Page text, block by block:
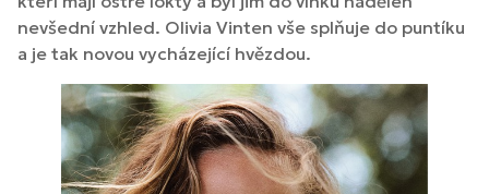
nevšední vzhled. Olivia Vinten vše splňuje do puntíku
a je tak novou vycházející hvězdou.